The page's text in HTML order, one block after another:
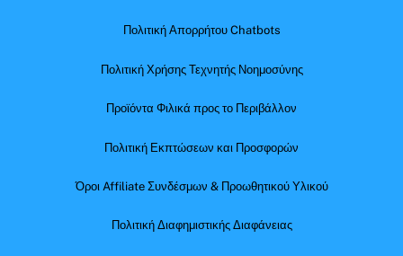
Πολιτική Απορρήτου Chatbots
Πολιτική Χρήσης Τεχνητής Νοημοσύνης
Προϊόντα Φιλικά προς το Περιβάλλον
Πολιτική Εκπτώσεων και Προσφορών
Όροι Affiliate Συνδέσμων & Προωθητικού Υλικού
Πολιτική Διαφημιστικής Διαφάνειας